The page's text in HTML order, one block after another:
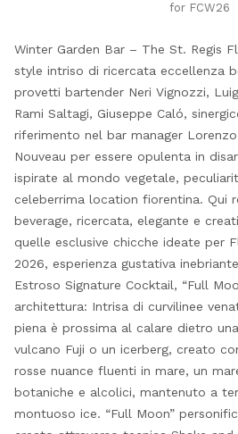
for FCW26
Winter Garden Bar – The St. Regis
style intriso di ricercata eccellenza
provetti bartender Neri Vignozzi,
Rami Saltagi, Giuseppe Caló,
riferimento nel bar manager
Nouveau per essere opulenta in
ispirate al mondo vegetale,
celeberrima location fiorentina. Qui
beverage, ricercata, elegante e
quelle esclusive chicche ideate per
2026, esperienza gustativa
Estroso Signature Cocktail, “Full
architettura: Intrisa di curvilinee
piena è prossima al calare dietro
vulcano Fuji o un icerberg, creato
rosse nuance fluenti in mare, un
botaniche e alcolici, mantenuto a
montuoso ice. “Full Moon”